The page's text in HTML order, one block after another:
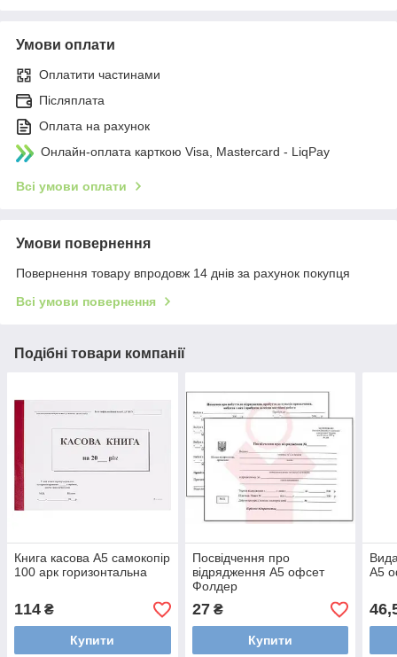
Умови оплати
Оплатити частинами
Післяплата
Оплата на рахунок
Онлайн-оплата карткою Visa, Mastercard - LiqPay
Всі умови оплати
Умови повернення
Повернення товару впродовж 14 днів за рахунок покупця
Всі умови повернення
Подібні товари компанії
Книга касова А5 самокопір
100 арк горизонтальна
114 ₴
Купити
Посвідчення про
відрядження А5 офсет
Фолдер
27₴
Купити
А5